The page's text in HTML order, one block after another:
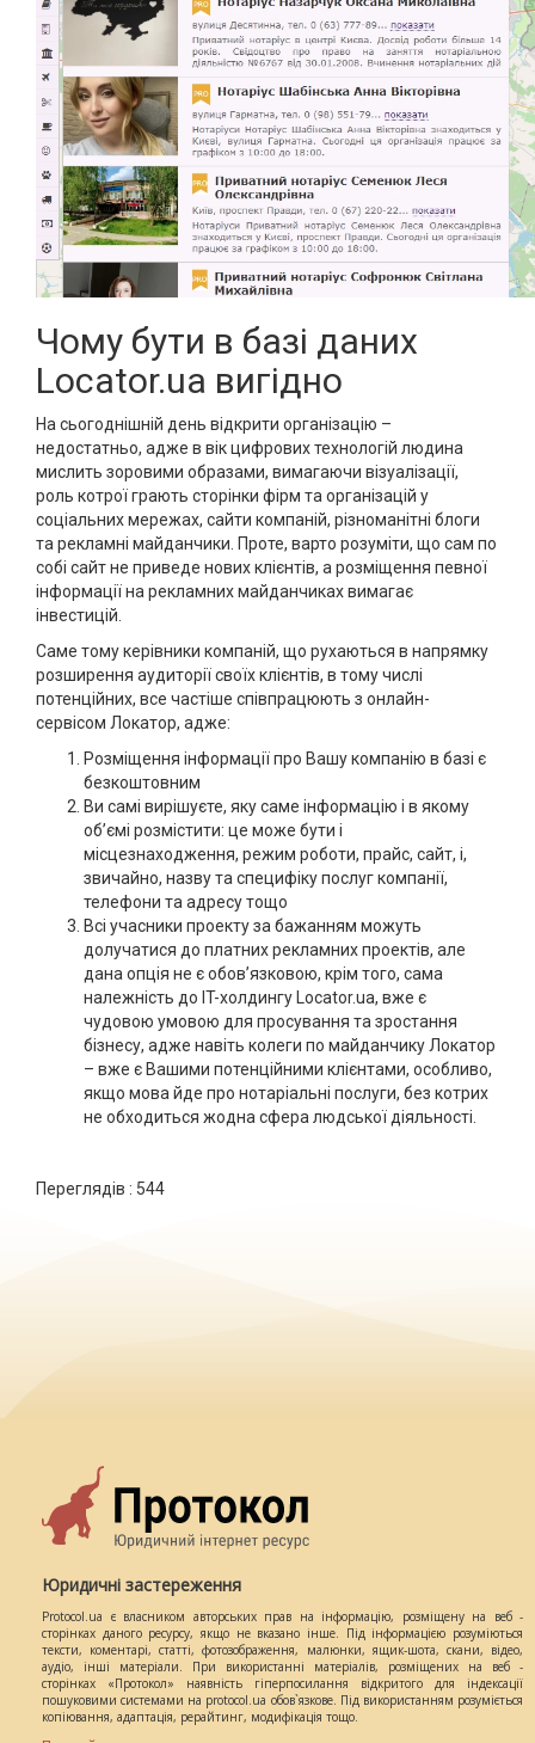
Чому бути в базі даних
Locator.ua вигідно
На сьогоднішній день відкрити організацію –
недостатньо, адже в вік цифрових технологій людина
мислить зоровими образами, вимагаючи візуалізації,
роль котрої грають сторінки фірм та організацій у
соціальних мережах, сайти компаній, різноманітні блоги
та рекламні майданчики. Проте, варто розуміти, що сам по
собі сайт не приведе нових клієнтів, а розміщення певної
інформації на рекламних майданчиках вимагає
інвестицій.
Саме тому керівники компаній, що рухаються в напрямку
розширення аудиторії своїх клієнтів, в тому числі
потенційних, все частіше співпрацюють з онлайн-
сервісом Локатор, адже:
Розміщення інформації про Вашу компанію в базі є
безкоштовним
Ви самі вирішуєте, яку саме інформацію і в якому
об’ємі розмістити: це може бути і
місцезнаходження, режим роботи, прайс, сайт, і,
звичайно, назву та специфіку послуг компанії,
телефони та адресу тощо
Всі учасники проекту за бажанням можуть
долучатися до платних рекламних проектів, але
дана опція не є обов’язковою, крім того, сама
належність до IT-холдингу Loсator.ua, вже є
чудовою умовою для просування та зростання
бізнесу, адже навіть колеги по майданчику Локатор
– вже є Вашими потенційними клієнтами, особливо,
якщо мова йде про нотаріальні послуги, без котрих
не обходиться жодна сфера людської діяльності.
Переглядів : 544
Юридичні застереження
Protocol.ua є власником авторських прав на інформацію, розміщену на веб -
сторінках даного ресурсу, якщо не вказано інше. Під інформацією розуміються
тексти, коментарі, статті, фотозображення, малюнки, ящик-шота, скани, відео,
аудіо, інші матеріали. При використанні матеріалів, розміщених на веб -
сторінках «Протокол» наявність гіперпосилання відкритого для індексації
пошуковими системами на protocol.ua обов`язкове. Під використанням розуміється
копіювання, адаптація, рерайтинг, модифікація тощо.